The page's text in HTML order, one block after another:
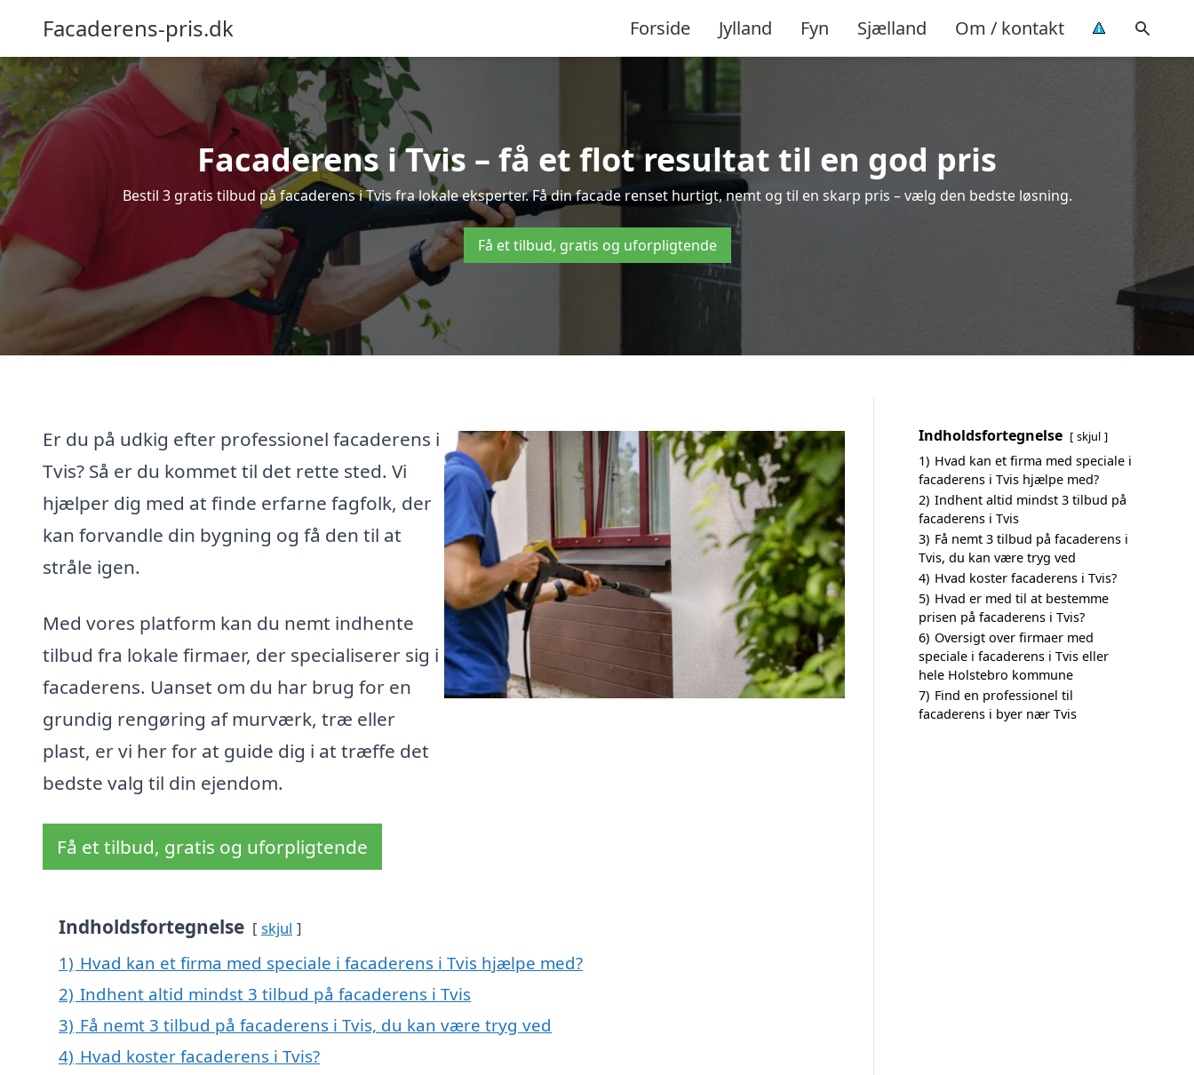
Facaderens-pris.dk Forside Jylland Fyn Sjælland Om / kontakt
Facaderens i Tvis – få et flot resultat til en god pris
Bestil 3 gratis tilbud på facaderens i Tvis fra lokale eksperter. Få din facade renset hurtigt, nemt og til en skarp pris – vælg den bedste løsning.
Få et tilbud, gratis og uforpligtende
Er du på udkig efter professionel facaderens i
Tvis? Så er du kommet til det rette sted. Vi
hjælper dig med at finde erfarne fagfolk, der
kan forvandle din bygning og få den til at
stråle igen.
Med vores platform kan du nemt indhente
tilbud fra lokale firmaer, der specialiserer sig i
facaderens. Uanset om du har brug for en
grundig rengøring af murværk, træ eller
plast, er vi her for at guide dig i at træffe det
bedste valg til din ejendom.
Få et tilbud, gratis og uforpligtende
Indholdsfortegnelse skjul
1) Hvad kan et firma med speciale i facaderens i Tvis hjælpe med?
2) Indhent altid mindst 3 tilbud på facaderens i Tvis
3) Få nemt 3 tilbud på facaderens i Tvis, du kan være tryg ved
4) Hvad koster facaderens i Tvis?
Indholdsfortegnelse skjul
1) Hvad kan et firma med speciale i
facaderens i Tvis hjælpe med?
2) Indhent altid mindst 3 tilbud på
facaderens i Tvis
3) Få nemt 3 tilbud på facaderens i
Tvis, du kan være tryg ved
4) Hvad koster facaderens i Tvis?
5) Hvad er med til at bestemme
prisen på facaderens i Tvis?
6) Oversigt over firmaer med
speciale i facaderens i Tvis eller
hele Holstebro kommune
7) Find en professionel til
facaderens i byer nær Tvis